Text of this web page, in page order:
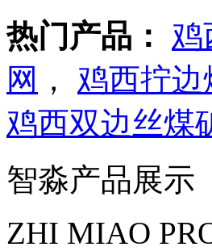
热门产品：
鸡
网 ， 鸡西拧边
鸡西双边丝煤
智淼产品展示
ZHI MIAO